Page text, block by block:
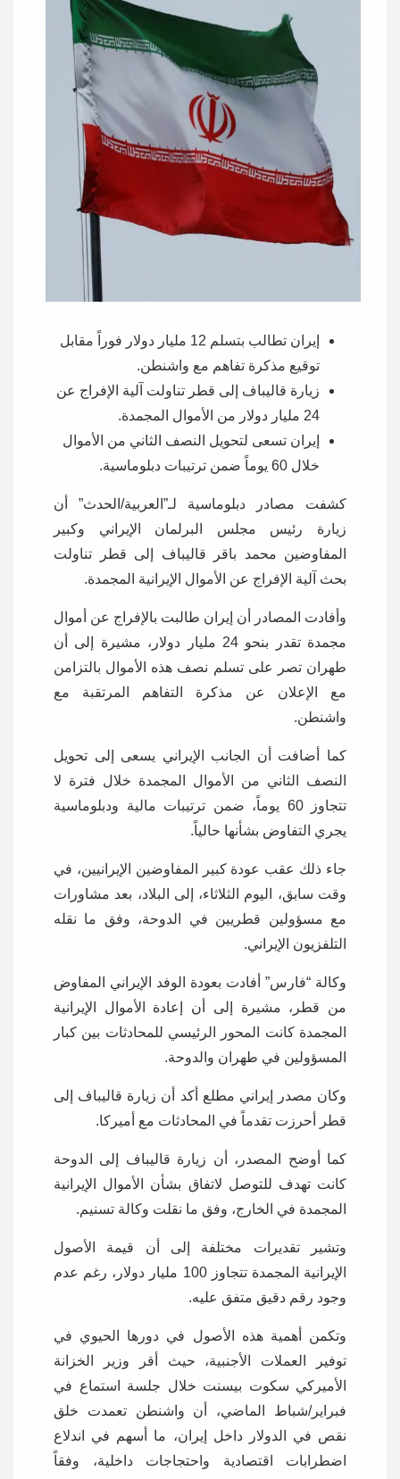
إيران تطالب بتسلم 12 مليار دولار فوراً مقابل
توقيع مذكرة تفاهم مع واشنطن.
زيارة قاليباف إلى قطر تناولت آلية الإفراج عن
24 مليار دولار من الأموال المجمدة.
إيران تسعى لتحويل النصف الثاني من الأموال
خلال 60 يوماً ضمن ترتيبات دبلوماسية.
كشفت مصادر دبلوماسية لـ”العربية/الحدث” أن
زيارة رئيس مجلس البرلمان الإيراني وكبير
المفاوضين محمد باقر قاليباف إلى قطر تناولت
بحث آلية الإفراج عن الأموال الإيرانية المجمدة.
وأفادت المصادر أن إيران طالبت بالإفراج عن أموال
مجمدة تقدر بنحو 24 مليار دولار، مشيرة إلى أن
طهران تصر على تسلم نصف هذه الأموال بالتزامن
مع الإعلان عن مذكرة التفاهم المرتقبة مع
واشنطن.
كما أضافت أن الجانب الإيراني يسعى إلى تحويل
النصف الثاني من الأموال المجمدة خلال فترة لا
تتجاوز 60 يوماً، ضمن ترتيبات مالية ودبلوماسية
يجري التفاوض بشأنها حالياً.
جاء ذلك عقب عودة كبير المفاوضين الإيرانيين، في
وقت سابق، اليوم الثلاثاء، إلى البلاد، بعد مشاورات
مع مسؤولين قطريين في الدوحة، وفق ما نقله
التلفزيون الإيراني.
وكالة “فارس” أفادت بعودة الوفد الإيراني المفاوض
من قطر، مشيرة إلى أن إعادة الأموال الإيرانية
المجمدة كانت المحور الرئيسي للمحادثات بين كبار
المسؤولين في طهران والدوحة.
وكان مصدر إيراني مطلع أكد أن زيارة قاليباف إلى
قطر أحرزت تقدماً في المحادثات مع أميركا.
كما أوضح المصدر، أن زيارة قاليباف إلى الدوحة
كانت تهدف للتوصل لاتفاق بشأن الأموال الإيرانية
المجمدة في الخارج، وفق ما نقلت وكالة تسنيم.
وتشير تقديرات مختلفة إلى أن قيمة الأصول
الإيرانية المجمدة تتجاوز 100 مليار دولار، رغم عدم
وجود رقم دقيق متفق عليه.
وتكمن أهمية هذه الأصول في دورها الحيوي في
توفير العملات الأجنبية، حيث أقر وزير الخزانة
الأميركي سكوت بيسنت خلال جلسة استماع في
فبراير/شباط الماضي، أن واشنطن تعمدت خلق
نقص في الدولار داخل إيران، ما أسهم في اندلاع
اضطرابات اقتصادية واحتجاجات داخلية، وفقاً